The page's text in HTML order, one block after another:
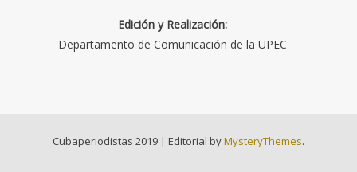
Edición y Realización:
Departamento de Comunicación de la UPEC
Cubaperiodistas 2019 | Editorial byMysteryThemes.